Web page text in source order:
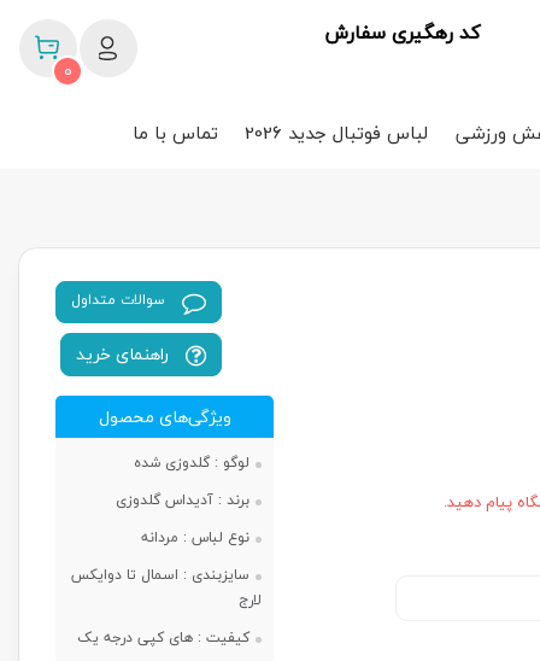
کد رهگیری سفارش
0
ورزشی لباس فوتبال جدید 2026 تماس با ما
پیام دهید.
سوالات متداول
راهنمای خرید
ویژگی‌های محصول
لوگو :گلدوزی شده
برند : آدیداس گلدوزی
نوع لباس : مردانه
سایزبندی : اسمال تا دوایکس
لارج
کیفیت : های کپی درجه یک